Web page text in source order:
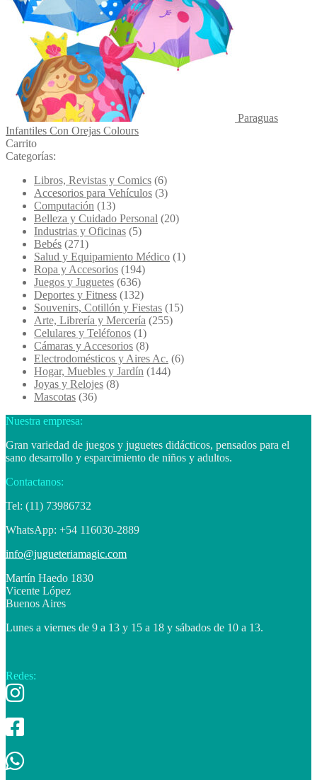
Paraguas
Infantiles Con Orejas Colours
Carrito
Categorías:
Libros, Revistas y Comics (6)
Accesorios para Vehículos (3)
Computación (13)
Belleza y Cuidado Personal (20)
Industrias y Oficinas (5)
Bebés (271)
Salud y Equipamiento Médico (1)
Ropa y Accesorios (194)
Juegos y Juguetes (636)
Deportes y Fitness (132)
Souvenirs, Cotillón y Fiestas (15)
Arte, Librería y Mercería (255)
Celulares y Teléfonos (1)
Cámaras y Accesorios (8)
Electrodomésticos y Aires Ac. (6)
Hogar, Muebles y Jardín (144)
Joyas y Relojes (8)
Mascotas (36)
Nuestra empresa:
Gran variedad de juegos y juguetes didácticos, pensados para el
sano desarrollo y esparcimiento de niños y adultos.
Contactanos:
Tel: (11) 73986732
WhatsApp: +54 116030-2889
info@jugueteriamagic.com
Martín Haedo 1830
Vicente López
Buenos Aires
Lunes a viernes de 9 a 13 y 15 a 18 y sábados de 10 a 13.
Redes: